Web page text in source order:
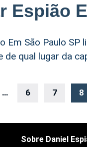
Espião
Em São Paulo
de qual lugar da
… 6 7 8
Sobre Daniel